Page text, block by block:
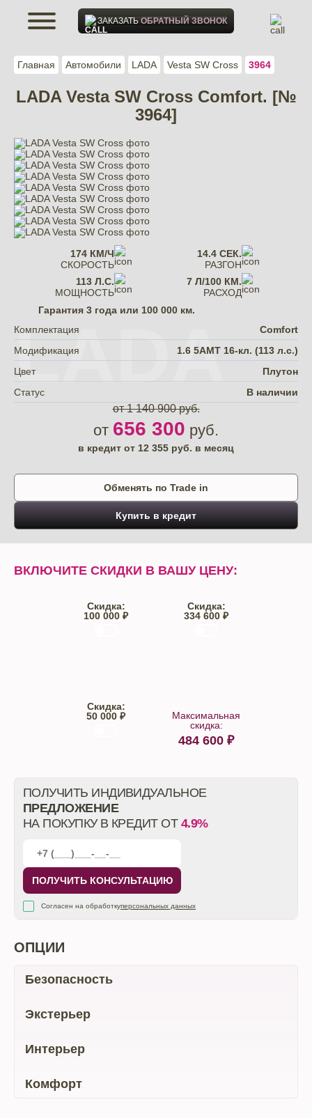
Главная Автомобили LADA Vesta SW Cross 3964
LADA Vesta SW Cross Comfort. [№
3964]
LADA
Гарантия 3 года или 100 000 км.
Комплектация
Comfort
Модификация
1.6 5AMT 16-кл. (113 л.с.)
Цвет
Плутон
Статус
В наличии
от 1 140 900 руб.
от 656 300 руб.
в кредит от 12 355 руб. в месяц
174 КМ/Ч
СКОРОСТЬ
14.4 СЕК.
РАЗГОН
113 Л.С.
МОЩНОСТЬ
7 Л/100 КМ.
РАСХОД
Обменять по Trade in
Купить в кредит
ВКЛЮЧИТЕ СКИДКИ В ВАШУ ЦЕНУ:
Скидка:
100 000 ₽
Скидка:
334 600 ₽
Скидка:
50 000 ₽
Максимальная
скидка:
484 600 ₽
ПОЛУЧИТЬ ИНДИВИДУАЛЬНОЕ
ПРЕДЛОЖЕНИЕ
НА ПОКУПКУ В КРЕДИТ ОТ 4.9%
ПОЛУЧИТЬ КОНСУЛЬТАЦИЮ
Согласен на обработкуперсональных данных
ОПЦИИ
Безопасность
Экстерьер
Интерьер
Комфорт
ЗАКАЗАТЬОБРАТНЫЙ ЗВОНОК